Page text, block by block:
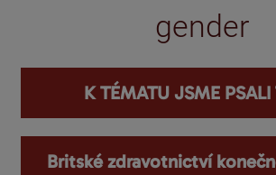
gender
K TÉMATU JSME PSALI
Britské zdravotnictví